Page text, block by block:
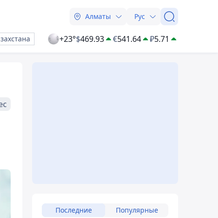
Алматы Рус
+23°$469.93 €541.64 ₽5.71
Последние Популярные